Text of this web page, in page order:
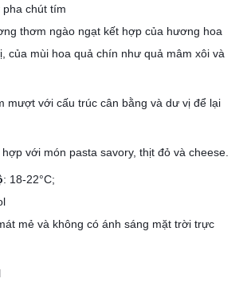
pha chút tím
thơm ngào ngạt kết hợp của hương hoa
của mùi hoa quả chín như quả mâm xôi và
mượt với cấu trúc cân bằng và dư vị để lại
hợp với món pasta savory, thịt đỏ và cheese.
: 18-22°C;
mẻ và không có ánh sáng mặt trời trực